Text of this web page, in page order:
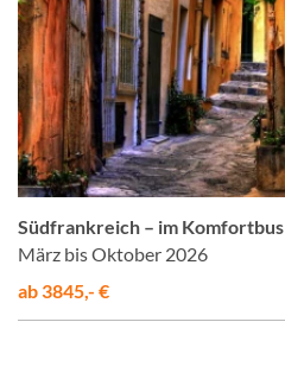
Südfrankreich – im Komfortbus
März bis Oktober 2026
ab 3845,- €